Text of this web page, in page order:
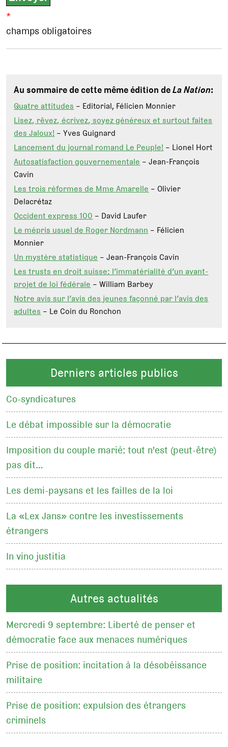
*
champs obligatoires
Au sommaire de cette même édition deLa Nation:
Quatre attitudes– Editorial, Félicien Monnier
Lisez, rêvez, écrivez, soyez généreux et surtout faites
des Jaloux!– Yves Guignard
Lancement du journal romand Le Peuple!– Lionel Hort
Autosatisfaction gouvernementale– Jean-François
Cavin
Les trois réformes de Mme Amarelle– Olivier
Delacrétaz
Occident express 100– David Laufer
Le mépris usuel de Roger Nordmann– Félicien
Monnier
Un mystère statistique– Jean-François Cavin
Les trusts en droit suisse: l’immatérialité d’un avant-
projet de loi fédérale– William Barbey
Notre avis sur l’avis des jeunes façonné par l’avis des
adultes– Le Coin du Ronchon
Derniers articles publics
Co-syndicatures
Le débat impossible sur la démocratie
Imposition du couple marié: tout n'est (peut-être)
pas dit…
Les demi-paysans et les failles de la loi
La «Lex Jans» contre les investissements
étrangers
In vino justitia
Autres actualités
Mercredi 9 septembre: Liberté de penser et
démocratie face aux menaces numériques
Prise de position: incitation à la désobéissance
militaire
Prise de position: expulsion des étrangers
criminels